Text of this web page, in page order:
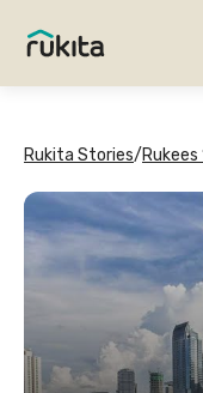
Rukita Stories/Rukees